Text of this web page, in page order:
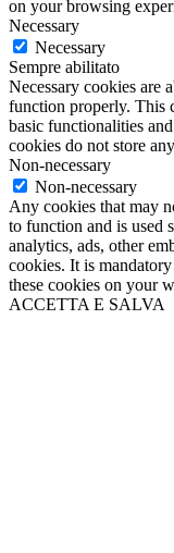
on your browsing
Necessary
Necessary
Sempre abilitato
Necessary cookies are
function properly. This
basic functionalities
cookies do not store
Non-necessary
Non-necessary
Any cookies that may
to function and is used
analytics, ads, other
cookies. It is
these cookies on your
ACCETTA E SALVA